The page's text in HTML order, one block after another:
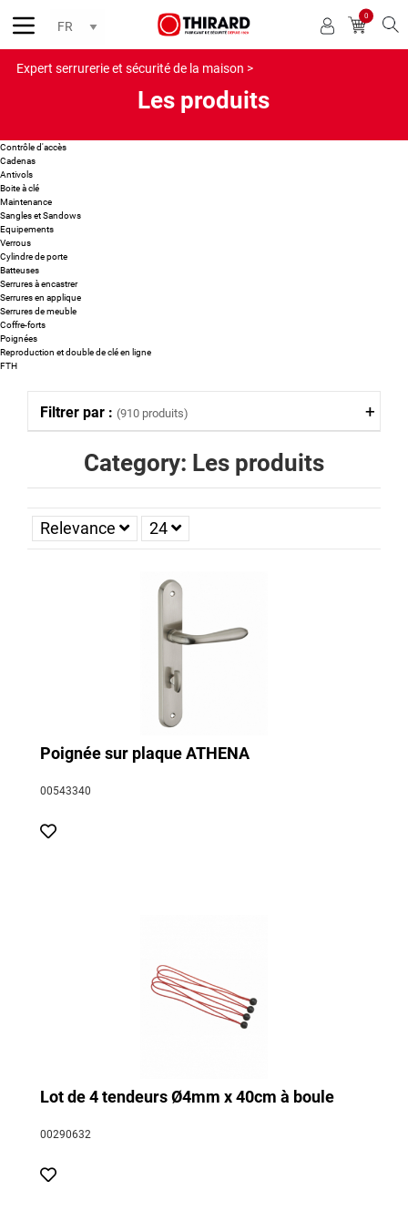
0
Expert serrurerie et sécurité de la maison >
Les produits
Contrôle d'accès
Cadenas
Antivols
Boite à clé
Maintenance
Sangles et Sandows
Equipements
Verrous
Cylindre de porte
Batteuses
Serrures à encastrer
Serrures en applique
Serrures de meuble
Coffre-forts
Poignées
Reproduction et double de clé en ligne
FTH
Category: Les produits
Relevance 24
Poignée sur plaque ATHENA
00543340
Lot de 4 tendeurs Ø4mm x 40cm à boule
00290632
Filtrer par : (910 produits)